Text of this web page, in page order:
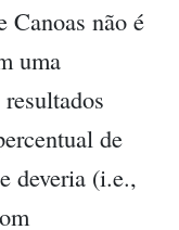
Canoas não é
uma
de
deveria (i.e.,